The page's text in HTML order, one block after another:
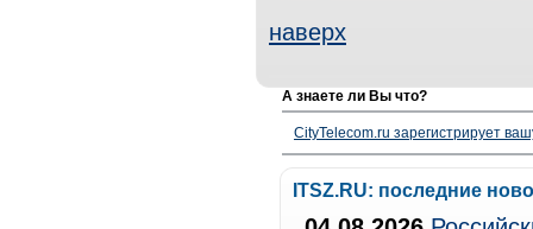
наверх
А знаете ли Вы что?
CityTelecom.ru зарегистрирует
ITSZ.RU: последние